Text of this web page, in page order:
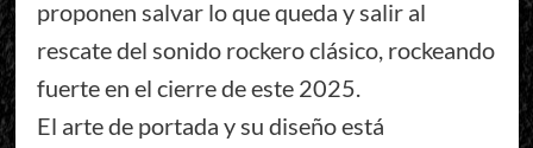
proponen salvar lo que queda y salir al
rescate del sonido rockero clásico, rockeando
fuerte en el cierre de este 2025.
El arte de portada y su diseño está